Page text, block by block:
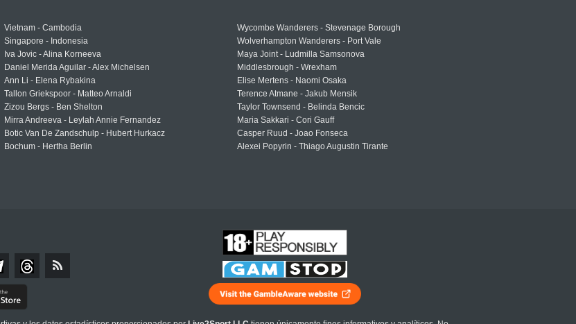
Vietnam - Cambodia
Singapore - Indonesia
Iva Jovic - Alina Korneeva
Daniel Merida Aguilar - Alex Michelsen
Ann Li - Elena Rybakina
Tallon Griekspoor - Matteo Arnaldi
Zizou Bergs - Ben Shelton
Mirra Andreeva - Leylah Annie Fernandez
Botic Van De Zandschulp - Hubert Hurkacz
Bochum - Hertha Berlin
Wycombe Wanderers - Stevenage Borough
Wolverhampton Wanderers - Port Vale
Maya Joint - Ludmilla Samsonova
Middlesbrough - Wrexham
Elise Mertens - Naomi Osaka
Terence Atmane - Jakub Mensik
Taylor Townsend - Belinda Bencic
Maria Sakkari - Cori Gauff
Casper Ruud - Joao Fonseca
Alexei Popyrin - Thiago Augustin Tirante